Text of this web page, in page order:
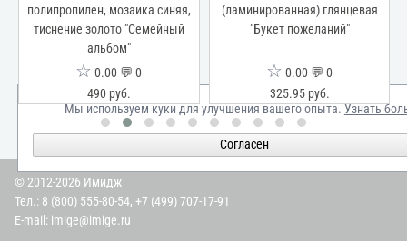
полипропилен, мозаика синяя,
тиснение золото "Семейный
альбом"
☆ 0.00 💬 0
490 руб.
(ламинированная) глянцевая
"Букет пожеланий"
☆ 0.00 💬 0
325.95 руб.
Мы используем куки для улучшения вашего опыта.Узнать
Согласен
© 2012-2026 Имидж
Тел.: 8 (800) 555-80-54, +7 (499) 707-17-91
E-mail: imige@imige.ru